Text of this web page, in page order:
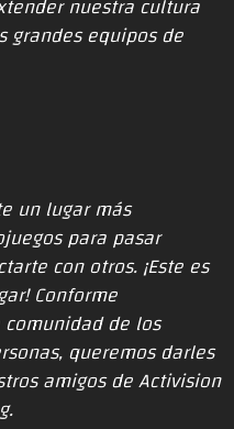
grandes equipos de
un lugar más
para pasar
con otros. ¡Este es
Conforme
de los
queremos darles
amigos de Activision